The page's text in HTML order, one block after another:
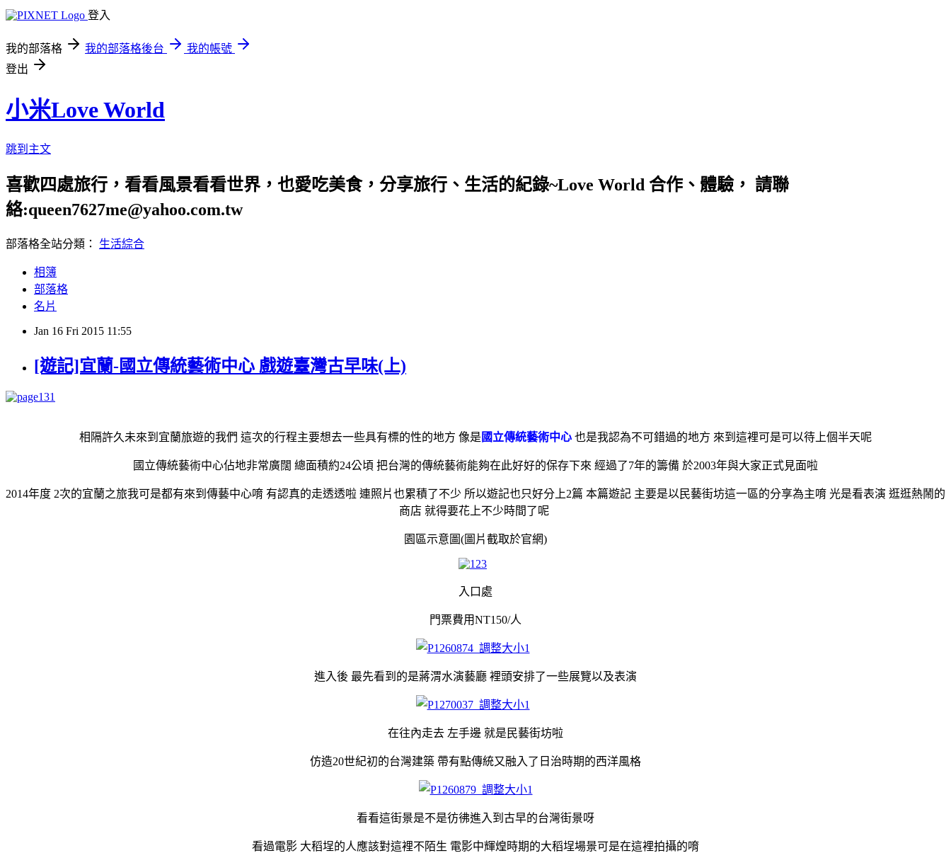
登入
我的部落格 我的部落格後台
我的帳號
登出
小米Love World
跳到主文
喜歡四處旅行，看看風景看看世界，也愛吃美食，分享旅行、生活的紀錄~Love World 合作、體驗， 請聯
絡:queen7627me@yahoo.com.tw
部落格全站分類： 生活綜合
相簿
部落格
名片
Jan 16 Fri 2015 11:55
[遊記]宜蘭-國立傳統藝術中心 戲遊臺灣古早味(上)
相隔許久未來到宜蘭旅遊的我們 這次的行程主要想去一些具有標的性的地方 像是 國立傳統藝術中心 也是我認為不可錯過的地方 來到這裡可是可以待上個半天呢
國立傳統藝術中心佔地非常廣闊 總面積約24公頃 把台灣的傳統藝術能夠在此好好的保存下來 經過了7年的籌備 於2003年與大家正式見面啦
2014年度 2次的宜蘭之旅我可是都有來到傳藝中心唷 有認真的走透透啦 連照片也累積了不少 所以遊記也只好分上2篇 本篇遊記 主要是以民藝街坊這一區的分享為主唷 光是看表演 逛逛熱鬧的
商店 就得要花上不少時間了呢
園區示意圖(圖片截取於官網)
入口處
門票費用NT150/人
進入後 最先看到的是蔣渭水演藝廳 裡頭安排了一些展覽以及表演
在往內走去 左手邊 就是民藝街坊啦
仿造20世紀初的台灣建築 帶有點傳統又融入了日治時期的西洋風格
看看這街景是不是彷彿進入到古早的台灣街景呀
看過電影 大稻埕的人應該對這裡不陌生 電影中輝煌時期的大稻埕場景可是在這裡拍攝的唷